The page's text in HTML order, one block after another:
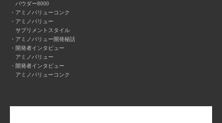
パウダー8000
アミノバリューコンク
アミノバリュー
サプリメントスタイル
アミノバリュー開発秘話
開発者インタビュー
アミノバリュー
開発者インタビュー
アミノバリューコンク